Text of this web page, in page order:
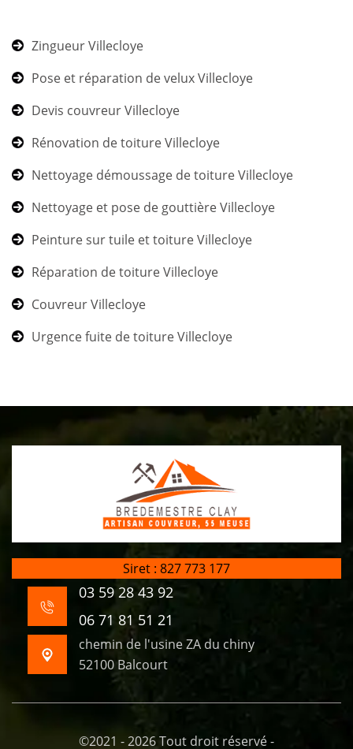
Zingueur Villecloye
Pose et réparation de velux Villecloye
Devis couvreur Villecloye
Rénovation de toiture Villecloye
Nettoyage démoussage de toiture Villecloye
Nettoyage et pose de gouttière Villecloye
Peinture sur tuile et toiture Villecloye
Réparation de toiture Villecloye
Couvreur Villecloye
Urgence fuite de toiture Villecloye
Siret : 827 773 177
03 59 28 43 92
06 71 81 51 21
chemin de l'usine ZA du chiny
52100 Balcourt
©2021 - 2026 Tout droit réservé -